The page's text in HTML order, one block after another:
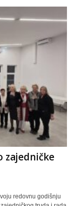
zajedničke
redovnu godišnju